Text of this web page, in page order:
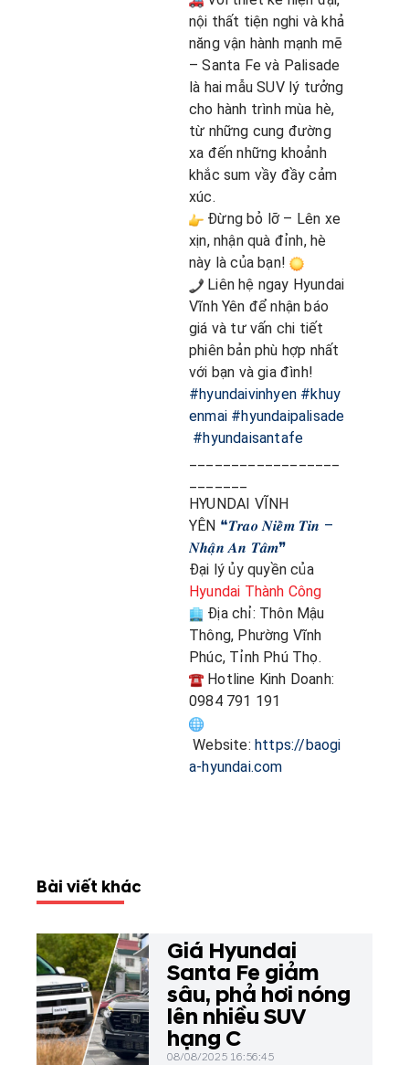
nội thất tiện nghi và khả
năng vận hành mạnh mẽ
– Santa Fe và Palisade
là hai mẫu SUV lý tưởng
cho hành trình mùa hè,
từ những cung đường
xa đến những khoảnh
khắc sum vầy đầy cảm
xúc.
Đừng bỏ lỡ – Lên xe
xịn, nhận quà đỉnh, hè
này là của bạn!
Liên hệ ngay Hyundai
Vĩnh Yên để nhận báo
giá và tư vấn chi tiết
phiên bản phù hợp nhất
với bạn và gia đình!
#hyundaivinhyen #khuy
enmai #hyundaipalisade
#hyundaisantafe
HYUNDAI VĨNH
YÊN ❝𝑻𝒓𝒂𝒐 𝑵𝒊𝒆̂̀𝒎 𝑻𝒊𝒏 –
𝑵𝒉𝒂̣̂𝒏 𝑨𝒏 𝑻𝒂̂𝒎❞
Đại lý ủy quyền của
Hyundai Thành Công
Địa chỉ: Thôn Mậu
Thông, Phường Vĩnh
Phúc, Tỉnh Phú Thọ.
Hotline Kinh Doanh:
0984 791 191
Website: https://baogi
a-hyundai.com
Bài viết khác
Giá Hyundai
Santa Fe giảm
sâu, phả hơi nóng
lên nhiều SUV
hạng C
08/08/2025 16:56:45